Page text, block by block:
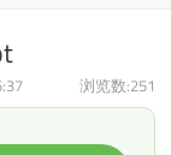
浏览数:251